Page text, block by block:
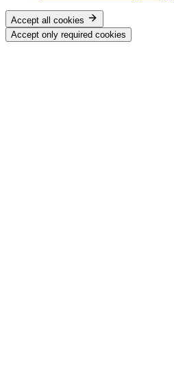
Accept all cookies
Accept only required cookies